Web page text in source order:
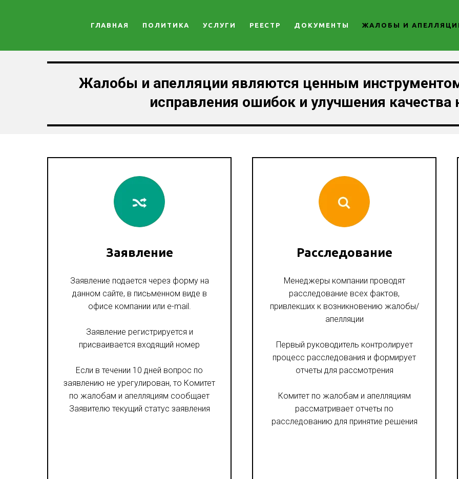
ГЛАВНАЯ ПОЛИТИКА УСЛУГИ РЕЕСТР ДОКУМЕНТЫ ЖАЛОБЫ И
Жалобы и апелляции являются ценным
исправления ошибок и улучшения качества
Заявление
Заявление подается через форму на
данном сайте, в письменном виде в
офисе компании или e-mail.
Заявление регистрируется и
присваивается входящий номер
Если в течении 10 дней вопрос по
заявлению не урегулирован, то Комитет
по жалобам и апелляциям сообщает
Заявителю текущий статус заявления
Расследование
Менеджеры компании проводят
расследование всех фактов,
привлекших к возникновению жалобы/
апелляции
Первый руководитель контролирует
процесс расследования и формирует
отчеты для рассмотрения
Комитет по жалобам и апелляциям
рассматривает отчеты по
расследованию для принятие решения